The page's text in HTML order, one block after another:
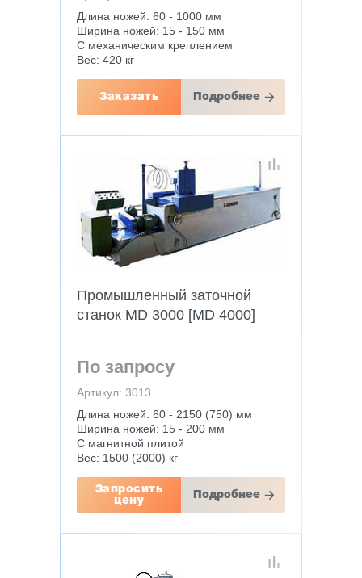
Длина ножей: 60 - 1000 мм
Ширина ножей: 15 - 150 мм
С механическим креплением
Вес: 420 кг
Заказать Подробнее
Промышленный заточной
станок MD 3000 [MD 4000]
По запросу
Артикул: 3013
Длина ножей: 60 - 2150 (750) мм
Ширина ножей: 15 - 200 мм
С магнитной плитой
Вес: 1500 (2000) кг
Запросить
цену
Подробнее